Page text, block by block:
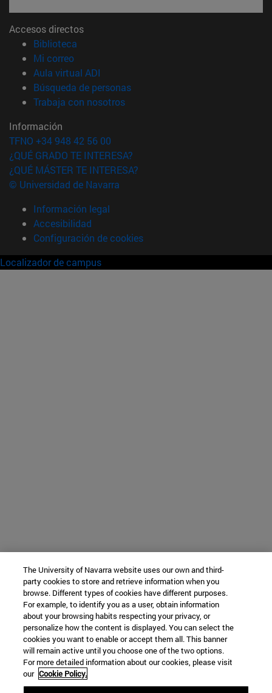
Accesos directos
Biblioteca
Mi correo(abre en nueva ventana)
Aula virtual ADI
Búsqueda de personas(abre en nueva ventana)
Trabaja con nosotros(abre en nueva ventana)
Información
TFNO +34 948 42 56 00
¿QUÉ GRADO TE INTERESA?
¿QUÉ MÁSTER TE INTERESA?
© Universidad de Navarra
Información legal
Accesibilidad
Configuración de cookies
Localizador de campus
The University of Navarra website uses our own and third-
party cookies to store and retrieve information when you
browse. Different types of cookies have different purposes.
For example, to identify you as a user, obtain information
about your browsing habits respecting your privacy, or
personalize how the content is displayed. You can select the
cookies you want to enable or accept them all. This banner
will remain active until you choose one of the two options.
For more detailed information about our cookies, please visit
our Cookie Policy.